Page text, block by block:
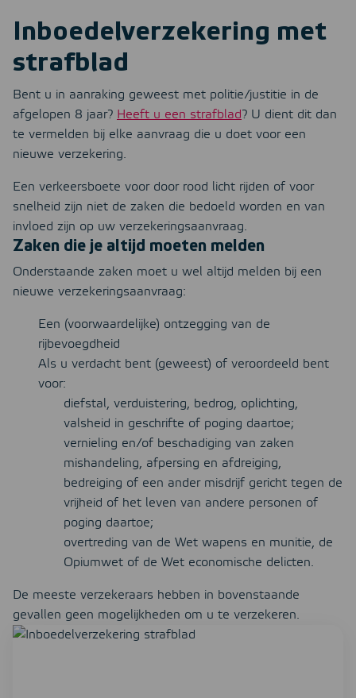
Inboedelverzekering met
strafblad
Bent u in aanraking geweest met politie/justitie in de
afgelopen 8 jaar? Heeft u een strafblad? U dient dit dan
te vermelden bij elke aanvraag die u doet voor een
nieuwe verzekering.
Een verkeersboete voor door rood licht rijden of voor
snelheid zijn niet de zaken die bedoeld worden en van
invloed zijn op uw verzekeringsaanvraag.
Zaken die je altijd moeten melden
Onderstaande zaken moet u wel altijd melden bij een
nieuwe verzekeringsaanvraag:
Een (voorwaardelijke) ontzegging van de
rijbevoegdheid
Als u verdacht bent (geweest) of veroordeeld bent
voor:
diefstal, verduistering, bedrog, oplichting,
valsheid in geschrifte of poging daartoe;
vernieling en/of beschadiging van zaken
mishandeling, afpersing en afdreiging,
bedreiging of een ander misdrijf gericht tegen de
vrijheid of het leven van andere personen of
poging daartoe;
overtreding van de Wet wapens en munitie, de
Opiumwet of de Wet economische delicten.
De meeste verzekeraars hebben in bovenstaande
gevallen geen mogelijkheden om u te verzekeren.